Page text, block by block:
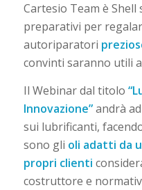
Cartesio Team è
preparativi per
autoriparatori
convinti saranno utili
Il Webinar dal titolo
Innovazione”andrà
sui lubrificanti,
sono gli oli adatti da
propri clienti
costruttore e